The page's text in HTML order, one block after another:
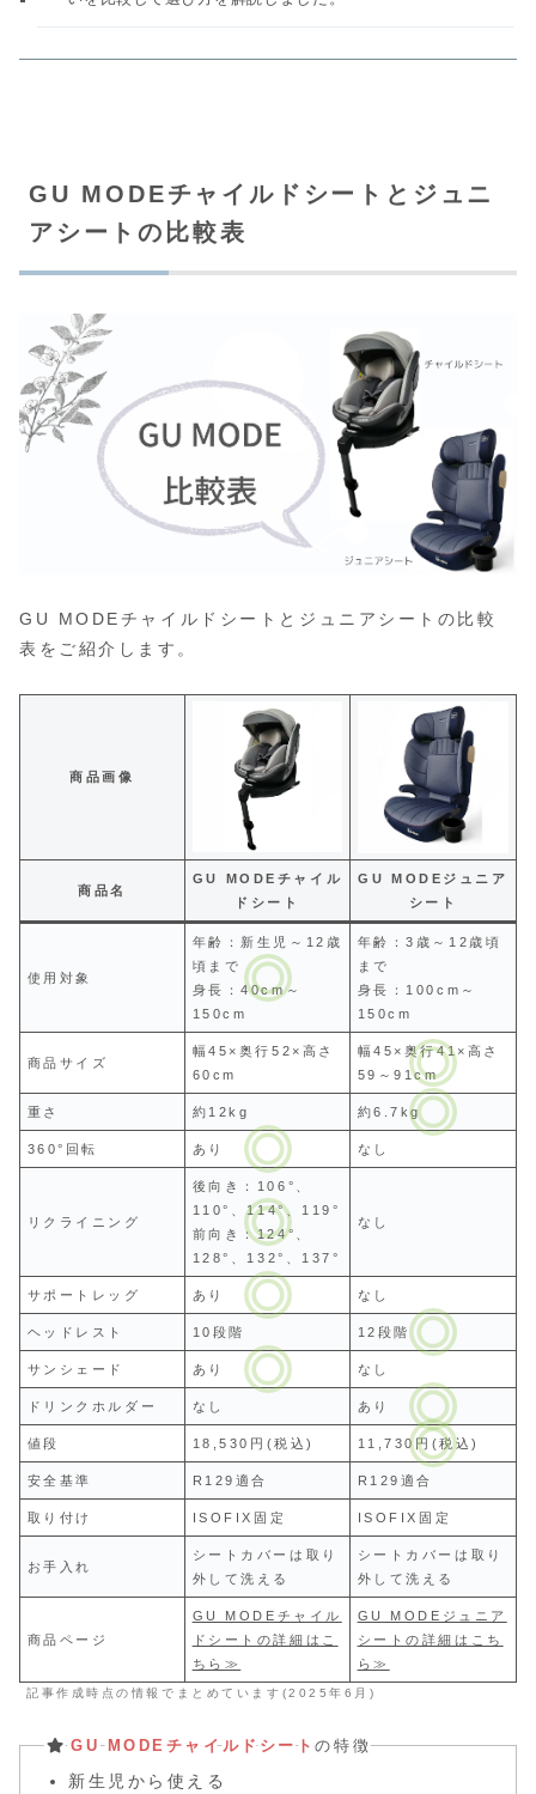
GU MODEチャイルドシートとジュニ
アシートの比較表
GU MODEチャイルドシートとジュニアシートの比較
表をご紹介します。
商品画像
商品名
GU MODEチャイル
ドシート
GU MODEジュニア
シート
使用対象
年齢：新生児～12歳
頃まで
身長：40cm～
150cm
年齢：3歳～12歳頃
まで
身長：100cm～
150cm
商品サイズ
幅45×奥行52×高さ
60cm
幅45×奥行41×高さ
59～91cm
重さ 約12kg 約6.7kg
360°回転 あり なし
リクライニング
後向き：106°、
110°、114°、119°
前向き：124°、
128°、132°、137°
なし
サポートレッグ あり なし
ヘッドレスト 10段階 12段階
サンシェード あり なし
ドリンクホルダー なし あり
値段 18,530円(税込) 11,730円(税込)
安全基準 R129適合 R129適合
取り付け ISOFIX固定 ISOFIX固定
お手入れ
シートカバーは取り
外して洗える
シートカバーは取り
外して洗える
商品ページ
GU MODEチャイル
ドシートの詳細はこ
ちら≫
GU MODEジュニア
シートの詳細はこち
ら≫
記事作成時点の情報でまとめています(2025年6月)
GU MODEチャイルドシートの特徴
新生児から使える